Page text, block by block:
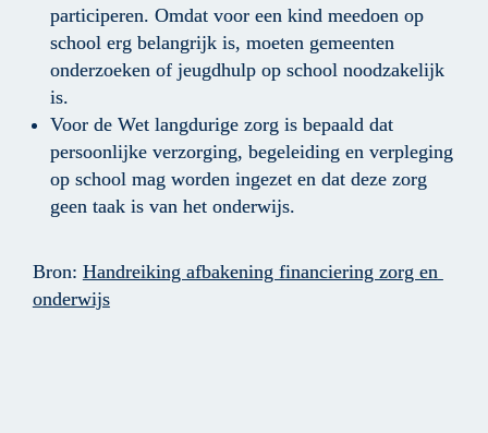
participeren. Omdat voor een kind meedoen op
school erg belangrijk is, moeten gemeenten
onderzoeken of jeugdhulp op school noodzakelijk
is.
Voor de Wet langdurige zorg is bepaald dat
persoonlijke verzorging, begeleiding en verpleging
op school mag worden ingezet en dat deze zorg
geen taak is van het onderwijs.
Bron: Handreiking afbakening financiering zorg en
onderwijs